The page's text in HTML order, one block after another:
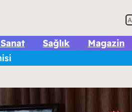
A
r
a
Sağlık Magazin